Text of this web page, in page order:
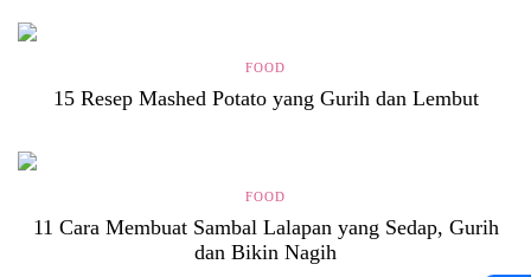
FOOD
15 Resep Mashed Potato yang Gurih dan Lembut
FOOD
11 Cara Membuat Sambal Lalapan yang Sedap, Gurih
dan Bikin Nagih